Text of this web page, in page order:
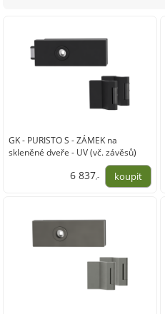
GK - PURISTO S - ZÁMEK na
skleněné dveře - UV (vč. závěsů)
6 837,-